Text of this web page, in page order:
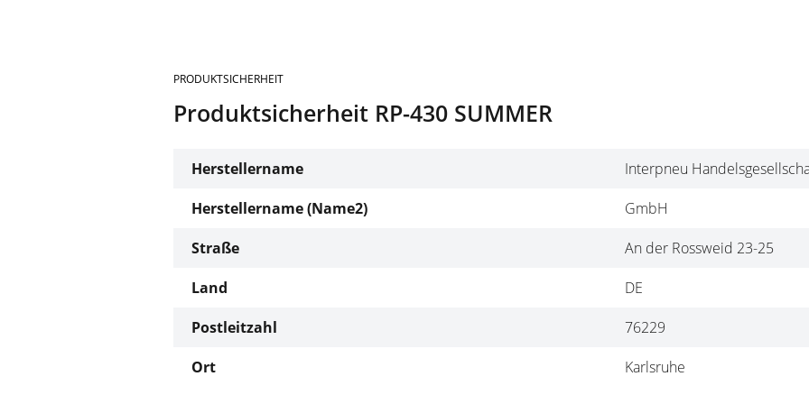
PRODUKTSICHERHEIT
Produktsicherheit RP-430 SUMMER
Herstellername
Interpneu
Herstellername (Name2)
GmbH
Straße
An der Rossweid 23-25
Land
DE
Postleitzahl
76229
Ort
Karlsruhe